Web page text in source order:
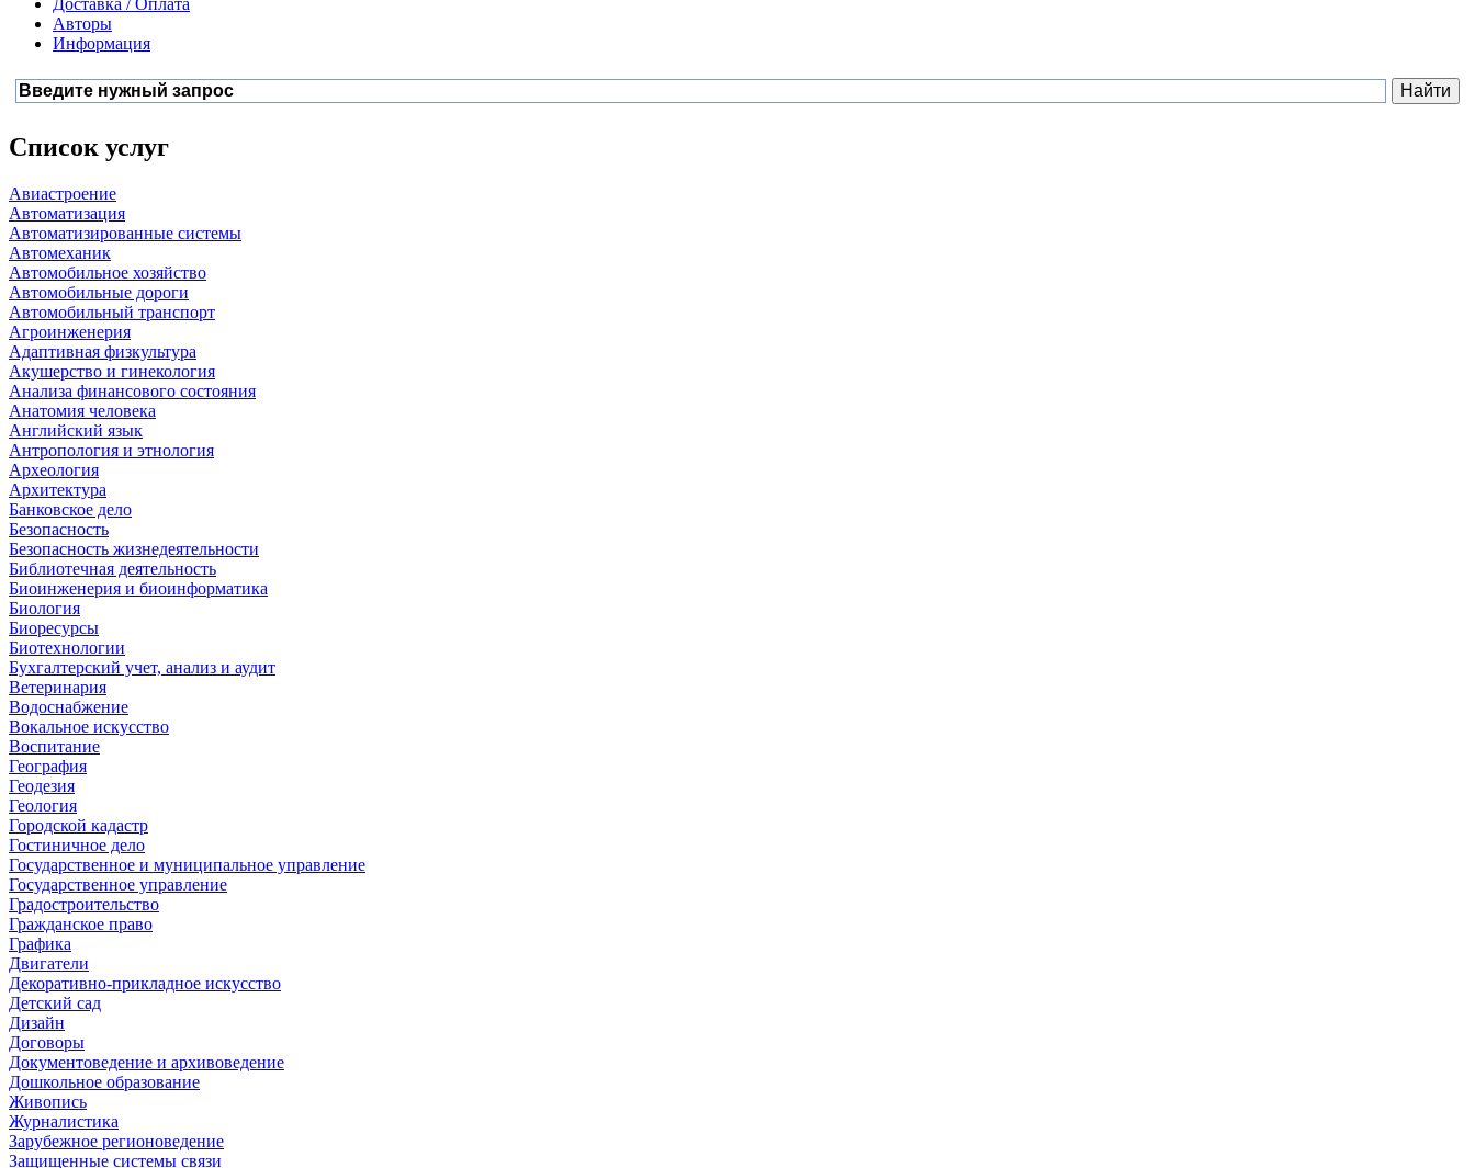
Доставка / Оплата
Авторы
Информация
Список услуг
Авиастроение
Автоматизация
Автоматизированные системы
Автомеханик
Автомобильное хозяйство
Автомобильные дороги
Автомобильный транспорт
Агроинженерия
Адаптивная физкультура
Акушерство и гинекология
Анализа финансового состояния
Анатомия человека
Английский язык
Антропология и этнология
Археология
Архитектура
Банковское дело
Безопасность
Безопасность жизнедеятельности
Библиотечная деятельность
Биоинженерия и биоинформатика
Биология
Биоресурсы
Биотехнологии
Бухгалтерский учет, анализ и аудит
Ветеринария
Водоснабжение
Вокальное искусство
Воспитание
География
Геодезия
Геология
Городской кадастр
Гостиничное дело
Государственное и муниципальное управление
Государственное управление
Градостроительство
Гражданское право
Графика
Двигатели
Декоративно-прикладное искусство
Детский сад
Дизайн
Договоры
Документоведение и архивоведение
Дошкольное образование
Живопись
Журналистика
Зарубежное регионоведение
Защищенные системы связи